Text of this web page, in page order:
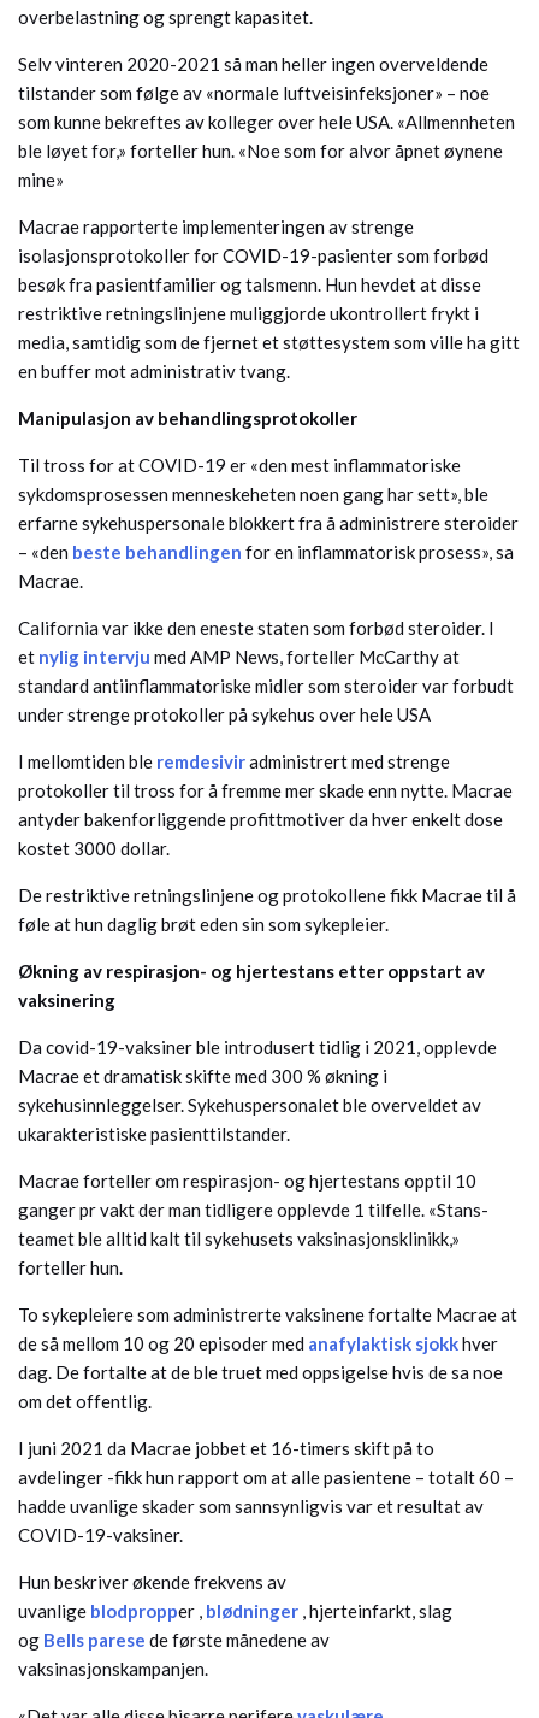
overbelastning og sprengt kapasitet.
Selv vinteren 2020-2021 så man heller ingen overveldende
tilstander som følge av «normale luftveisinfeksjoner» – noe
som kunne bekreftes av kolleger over hele USA. «Allmennheten
ble løyet for,» forteller hun. «Noe som for alvor åpnet øynene
mine»
Macrae rapporterte implementeringen av strenge
isolasjonsprotokoller for COVID-19-pasienter som forbød
besøk fra pasientfamilier og talsmenn. Hun hevdet at disse
restriktive retningslinjene muliggjorde ukontrollert frykt i
media, samtidig som de fjernet et støttesystem som ville ha gitt
en buffer mot administrativ tvang.
Manipulasjon av behandlingsprotokoller
Til tross for at COVID-19 er «den mest inflammatoriske
sykdomsprosessen menneskeheten noen gang har sett», ble
erfarne sykehuspersonale blokkert fra å administrere steroider
– «den beste behandlingen for en inflammatorisk prosess», sa
Macrae.
California var ikke den eneste staten som forbød steroider. I
et nylig intervju med AMP News, forteller McCarthy at
standard antiinflammatoriske midler som steroider var forbudt
under strenge protokoller på sykehus over hele USA
I mellomtiden ble remdesiviradministrert med strenge
protokoller til tross for å fremme mer skade enn nytte. Macrae
antyder bakenforliggende profittmotiver da hver enkelt dose
kostet 3000 dollar.
De restriktive retningslinjene og protokollene fikk Macrae til å
føle at hun daglig brøt eden sin som sykepleier.
Økning av respirasjon- og hjertestans etter oppstart av
vaksinering
Da covid-19-vaksiner ble introdusert tidlig i 2021, opplevde
Macrae et dramatisk skifte med 300 % økning i
sykehusinnleggelser. Sykehuspersonalet ble overveldet av
ukarakteristiske pasienttilstander.
Macrae forteller om respirasjon- og hjertestans opptil 10
ganger pr vakt der man tidligere opplevde 1 tilfelle. «Stans-
teamet ble alltid kalt til sykehusets vaksinasjonsklinikk,»
forteller hun.
To sykepleiere som administrerte vaksinene fortalte Macrae at
de så mellom 10 og 20 episoder med anafylaktisk sjokkhver
dag. De fortalte at de ble truet med oppsigelse hvis de sa noe
om det offentlig.
I juni 2021 da Macrae jobbet et 16-timers skift på to
avdelinger -fikk hun rapport om at alle pasientene – totalt 60 –
hadde uvanlige skader som sannsynligvis var et resultat av
COVID-19-vaksiner.
Hun beskriver økende frekvens av
uvanlige blodpropper , blødninger , hjerteinfarkt, slag
og Bells parese de første månedene av
vaksinasjonskampanjen.